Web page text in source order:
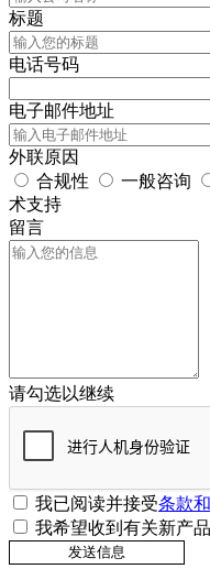
标题
电话号码
电子邮件地址
外联原因
合规性
一般咨询
术支持
留言
请勾选以继续
我已阅读并接受条款
我希望收到有关新产